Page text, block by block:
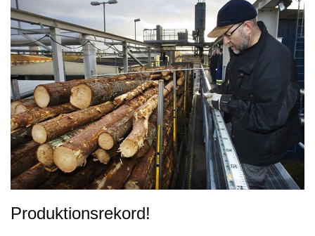
Produktionsrekord!